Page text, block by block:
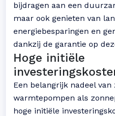
bijdragen aan een
maar ook genieten van
energiebesparingen en
dankzij de garantie op
Hoge initiële
Een belangrijk nadeel van
warmtepompen als
hoge initiële